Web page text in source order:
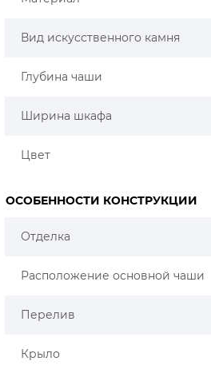
Вид искусственного камня
Глубина чаши
Ширина шкафа
Цвет
ОСОБЕННОСТИ КОНСТРУКЦИИ
Отделка
Расположение основной чаши
Перелив
Крыло